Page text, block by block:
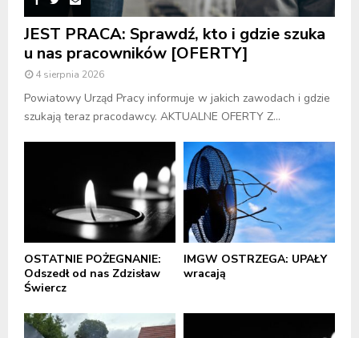
JEST PRACA: Sprawdź, kto i gdzie szuka
u nas pracowników [OFERTY]
4 sierpnia 2026
Powiatowy Urząd Pracy informuje w jakich zawodach i gdzie
szukają teraz pracodawcy. AKTUALNE OFERTY Z...
OSTATNIE POŻEGNANIE:
Odszedł od nas Zdzisław
Świercz
IMGW OSTRZEGA: UPAŁY
wracają